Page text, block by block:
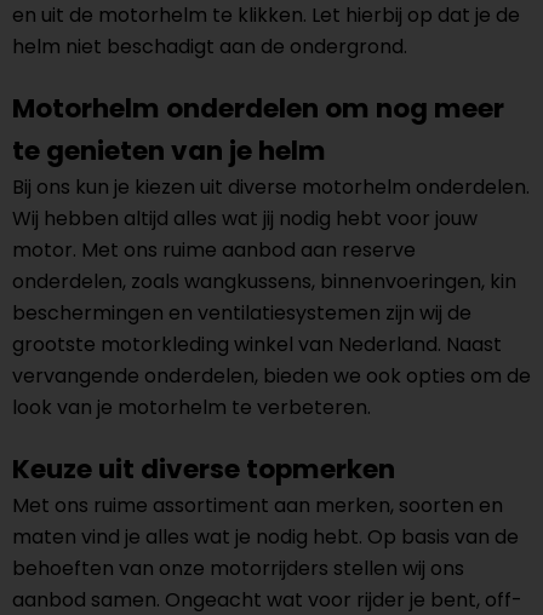
en uit de motorhelm te klikken. Let hierbij op dat je de
helm niet beschadigt aan de ondergrond.
Motorhelm onderdelen om nog meer
te genieten van je helm
Bij ons kun je kiezen uit diverse motorhelm onderdelen.
Wij hebben altijd alles wat jij nodig hebt voor jouw
motor. Met ons ruime aanbod aan reserve
onderdelen, zoals wangkussens, binnenvoeringen, kin
beschermingen en ventilatiesystemen zijn wij de
grootste motorkleding winkel van Nederland. Naast
vervangende onderdelen, bieden we ook opties om de
look van je motorhelm te verbeteren.
Keuze uit diverse topmerken
Met ons ruime assortiment aan merken, soorten en
maten vind je alles wat je nodig hebt. Op basis van de
behoeften van onze motorrijders stellen wij ons
aanbod samen. Ongeacht wat voor rijder je bent, off-